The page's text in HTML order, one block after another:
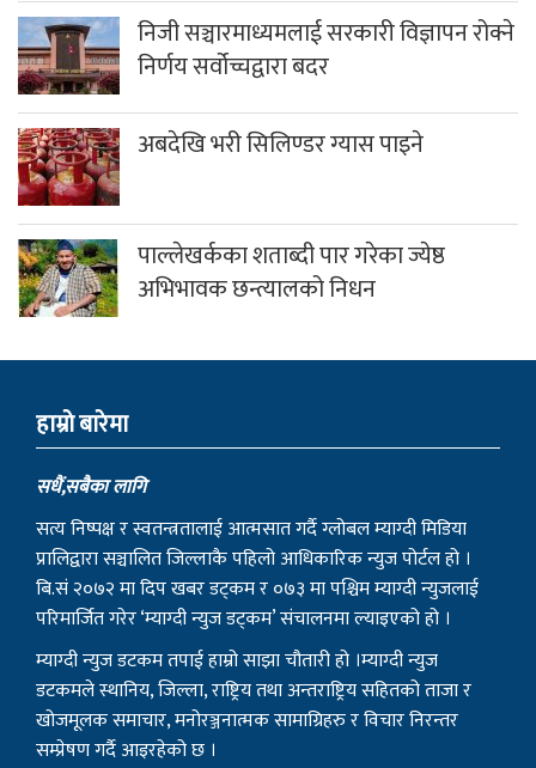
निजी सञ्चारमाध्यमलाई सरकारी विज्ञापन रोक्ने
निर्णय सर्वोच्चद्वारा बदर
अबदेखि भरी सिलिण्डर ग्यास पाइने
पाल्लेखर्कका शताब्दी पार गरेका ज्येष्ठ
अभिभावक छन्त्यालको निधन
हाम्राे बारेमा
सधैं,सबैका लागि
सत्य निष्पक्ष र स्वतन्त्रतालाई आत्मसात गर्दै ग्लोबल म्याग्दी मिडिया
प्रालिद्वारा सञ्चालित जिल्लाकै पहिलो आधिकारिक न्युज पोर्टल हो ।
बि.सं २०७२ मा दिप खबर डट्कम र ०७३ मा पश्चिम म्याग्दी न्युजलाई
परिमार्जित गरेर ‘म्याग्दी न्युज डट्कम’ संचालनमा ल्याइएको हो ।
म्याग्दी न्युज डटकम तपाई हाम्रो साझा चौतारी हो ।म्याग्दी न्युज
डटकमले स्थानिय, जिल्ला, राष्ट्रिय तथा अन्तराष्ट्रिय सहितको ताजा र
खोजमूलक समाचार, मनोरञ्जनात्मक सामाग्रिहरु र विचार निरन्तर
सम्प्रेषण गर्दै आइरहेको छ ।